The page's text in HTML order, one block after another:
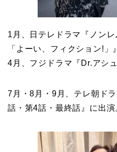
1月、日テレドラマ『ノン
「よーい、フィクション!」
4月、フジドラマ『Dr.アシュ
7月・8月・9月、テレ朝ド
話・第4話・最終話』に出演